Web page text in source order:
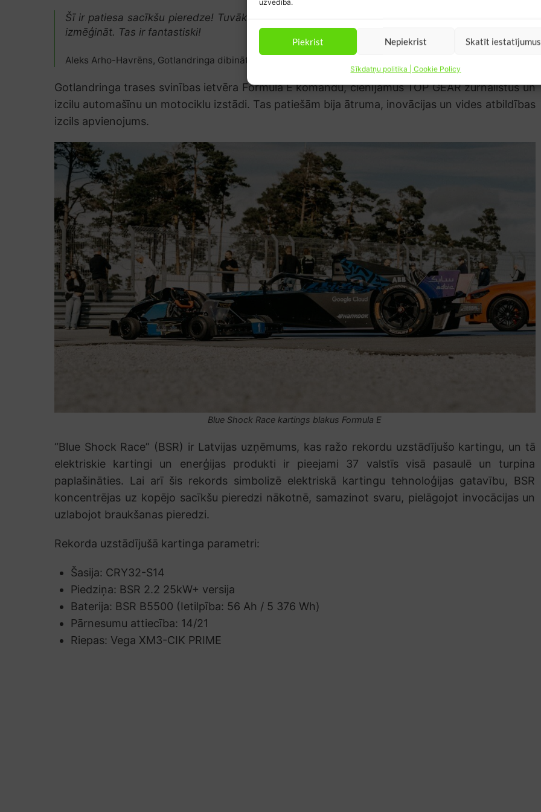
uzvedībā.
Piekrist Nepiekrist Skatīt iestatījumus
Sīkdatņu politika | Cookie Policy
Šī ir patiesa sacīkšu pieredze! Tuvākais F1 un Formula E sacīkstēm. Es iesaku visiem atnākt un
izmēģināt. Tas ir fantastiski!
Aleks Arho-Havrēns, Gotlandringa dibinātājs, trases dizainers un galvenais instruktors
Gotlandringa trases svinības ietvēra Formula E komandu, cienījamus TOP GEAR žurnālistus un
izcilu automašīnu un motociklu izstādi. Tas patiešām bija ātruma, inovācijas un vides atbildības
izcils apvienojums.
Blue Shock Race kartings blakus Formula E
“Blue Shock Race” (BSR) ir Latvijas uzņēmums, kas ražo rekordu uzstādījušo kartingu, un tā
elektriskie kartingi un enerģijas produkti ir pieejami 37 valstīs visā pasaulē un turpina
paplašināties. Lai arī šis rekords simbolizē elektriskā kartingu tehnoloģijas gatavību, BSR
koncentrējas uz kopējo sacīkšu pieredzi nākotnē, samazinot svaru, pielāgojot invocācijas un
uzlabojot braukšanas pieredzi.
Rekorda uzstādījušā kartinga parametri:
Šasija: CRY32-S14
Piedziņa: BSR 2.2 25kW+ versija
Baterija: BSR B5500 (Ietilpība: 56 Ah / 5 376 Wh)
Pārnesumu attiecība: 14/21
Riepas: Vega XM3-CIK PRIME